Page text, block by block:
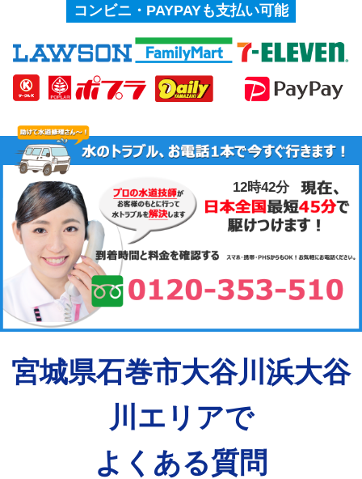
コンビニ・PAYPAYも支払い可能
12時42分
宮城県石巻市大谷川浜大谷
川エリアで
よくある質問